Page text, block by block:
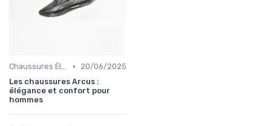
Chaussures Élégantes et de Cérémonie •
20/06/2025
Les chaussures Arcus :
élégance et confort pour
hommes